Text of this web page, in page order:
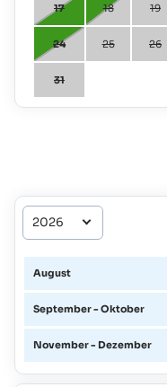
17 18 19
24 25 26
31
August
September - Oktober
November - Dezember